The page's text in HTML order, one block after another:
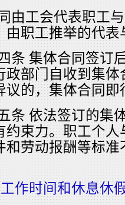
由工会代表职工
由职工推举的代表
条 集体合同签订
政部门自收到集
议的，集体合同即
条 依法签订的集
约束力。职工个
和劳动报酬等标
作时间和休息休